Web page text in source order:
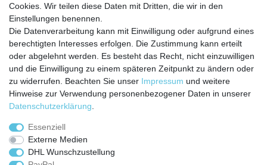
Cookies. Wir teilen diese Daten mit Dritten, die wir in den
Einstellungen benennen.
Die Datenverarbeitung kann mit Einwilligung oder aufgrund eines
berechtigten Interesses erfolgen. Die Zustimmung kann erteilt
oder abgelehnt werden. Es besteht das Recht, nicht einzuwilligen
und die Einwilligung zu einem späteren Zeitpunkt zu ändern oder
zu widerrufen. Beachten Sie unser Impressum und weitere
Hinweise zur Verwendung personenbezogener Daten in unserer
Daten­schutz­erklärung
Essenziell
Externe Medien
DHL Wunschzustellung
Versandkosten
Batterierücknahmeverordnung
Kostenloser Newsletter
E-MAIL **
Newsletter
Honig
Daten­schutz­erklärung
Einwilligung kann ich jederzeit widerrufen.**